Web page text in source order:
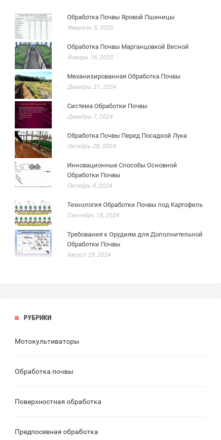
Обработка Почвы Яровой Пшеницы
Февраль 5, 2025
Обработка Почвы Марганцовкой Весной
Январь 16, 2025
Механизированная Обработка Почвы
Декабрь 27, 2024
Система Обработки Почвы
Декабрь 7, 2024
Обработка Почвы Перед Посадкой Лука
Октябрь 28, 2024
Инновационные Способы Основной
Обработки Почвы
Октябрь 8, 2024
Технология Обработки Почвы под Картофель
Сентябрь 18, 2024
Требования к Орудиям для Дополнительной
Обработки Почвы
Август 29, 2024
РУБРИКИ
Мотокультиваторы
Обработка почвы
Поверхностная обработка
Предпосевная обработка